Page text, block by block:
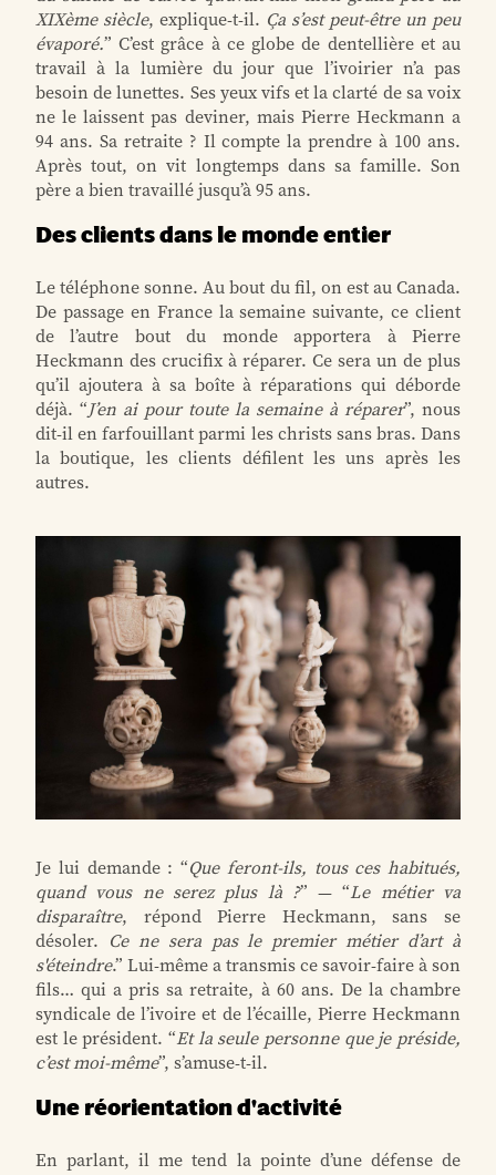
XIXème siècle, explique-t-il. Ça s’est peut-être un peu
évaporé.” C’est grâce à ce globe de dentellière et au
travail à la lumière du jour que l’ivoirier n’a pas
besoin de lunettes. Ses yeux vifs et la clarté de sa voix
ne le laissent pas deviner, mais Pierre Heckmann a
94 ans. Sa retraite ? Il compte la prendre à 100 ans.
Après tout, on vit longtemps dans sa famille. Son
père a bien travaillé jusqu’à 95 ans.
Des clients dans le monde entier
Le téléphone sonne. Au bout du fil, on est au Canada.
De passage en France la semaine suivante, ce client
de l’autre bout du monde apportera à Pierre
Heckmann des crucifix à réparer. Ce sera un de plus
qu’il ajoutera à sa boîte à réparations qui déborde
déjà. “J’en ai pour toute la semaine à réparer”, nous
dit-il en farfouillant parmi les christs sans bras. Dans
la boutique, les clients défilent les uns après les
autres.
Je lui demande : “Que feront-ils, tous ces habitués,
quand vous ne serez plus là ?” — “Le métier va
disparaître, répond Pierre Heckmann, sans se
désoler. Ce ne sera pas le premier métier d’art à
s'éteindre.” Lui-même a transmis ce savoir-faire à son
fils… qui a pris sa retraite, à 60 ans. De la chambre
syndicale de l’ivoire et de l’écaille, Pierre Heckmann
est le président. “Et la seule personne que je préside,
c’est moi-même”, s’amuse-t-il.
Une réorientation d'activité
En parlant, il me tend la pointe d’une défense de